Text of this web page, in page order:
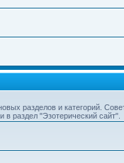
разделов и категорий.
раздел "Эзотерический сайт".